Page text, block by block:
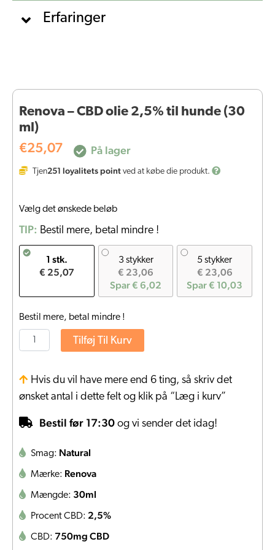
Erfaringer
Renova – CBD olie 2,5% til hunde (30
ml)
€25,07 På lager
Tjen251 loyalitets point ved at købe die produkt.
Vælg det ønskede beløb
TIP: Bestil mere, betal mindre !
1 stk.
€ 25,07
3 stykker
€ 23,06
Spar € 6,02
5 stykker
€ 23,06
Spar € 10,03
Bestil mere, betal mindre !
Tilføj Til Kurv
Hvis du vil have mere end 6 ting, så skriv det
ønsket antal i dette felt og klik på “Læg i kurv”
Bestil før 17:30 og vi sender det idag!
Smag: Natural
Mærke: Renova
Mængde: 30ml
Procent CBD: 2,5%
CBD: 750mg CBD